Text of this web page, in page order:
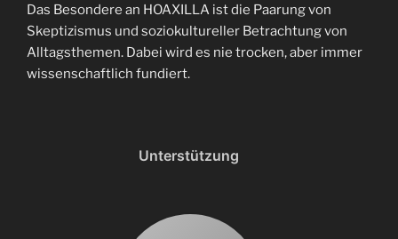
Das Besondere an HOAXILLA ist die Paarung von
Skeptizismus und soziokultureller Betrachtung von
Alltagsthemen. Dabei wird es nie trocken, aber immer
wissenschaftlich fundiert.
Unterstützung